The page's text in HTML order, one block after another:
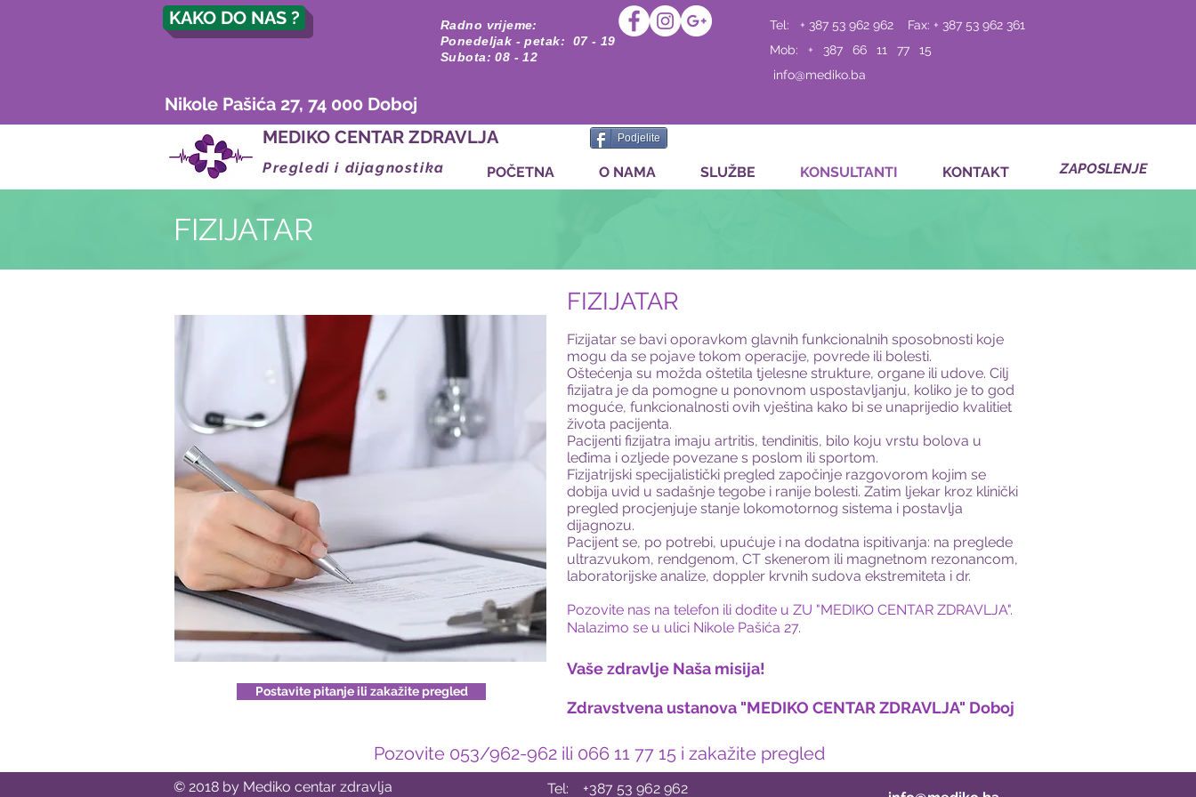
KAKO DO NAS ?
Radno vrijeme:
Ponedeljak - petak: 07 - 19
Subota: 08 - 12
Tel: + 387 53 962 962 Fax: + 387 53 962 361
Mob: + 387 66 11 77 15
info@mediko.ba
Nikole Pašića 27, 74 000 Doboj
MEDIKO CENTAR ZDRAVLJA
Podjelite
Pregledi i dijagnostika POČETNA O NAMA SLUŽBE KONSULTANTI KONTAKT ZAPOSLENJE
FIZIJATAR
FIZIJATAR
Postavite pitanje ili zakažite pregled
Fizijatar se bavi oporavkom glavnih funkcionalnih sposobnosti koje
mogu da se pojave tokom operacije, povrede ili bolesti.
Oštećenja su možda oštetila tjelesne strukture, organe ili udove. Cilj
fizijatra je da pomogne u ponovnom uspostavljanju, koliko je to god
moguće, funkcionalnosti ovih vještina kako bi se unaprijedio kvalitiet
života pacijenta.
Pacijenti fizijatra imaju artritis, tendinitis, bilo koju vrstu bolova u
leđima i ozljede povezane s poslom ili sportom.
Fizijatrijski specijalistički pregled započinje razgovorom kojim se
dobija uvid u sadašnje tegobe i ranije bolesti. Zatim ljekar kroz klinički
pregled procjenjuje stanje lokomotornog sistema i postavlja
dijagnozu.
Pacijent se, po potrebi, upućuje i na dodatna ispitivanja: na preglede
ultrazvukom, rendgenom, CT skenerom ili magnetnom rezonancom,
laboratorijske analize, doppler krvnih sudova ekstremiteta i dr.
Pozovite nas na telefon ili dođite u ZU "MEDIKO CENTAR ZDRAVLJA".
Nalazimo se u ulici Nikole Pašića 27.
Vaše zdravlje Naša misija!
Zdravstvena ustanova "MEDIKO CENTAR ZDRAVLJA" Doboj
Pozovite 053/962-962 ili 066 11 77 15 i zakažite pregled
© 2018 by Mediko centar zdravlja Tel: +387 53 962 962